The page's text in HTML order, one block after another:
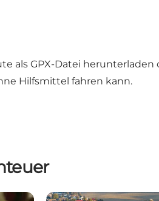
als GPX-Datei herunterladen
Hilfsmittel fahren kann.